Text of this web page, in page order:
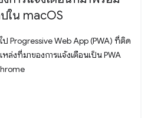
ใน macOS
Progressive Web App (PWA) ที่ติด
ล่งที่มาของการแจ้งเตือนเป็น PWA